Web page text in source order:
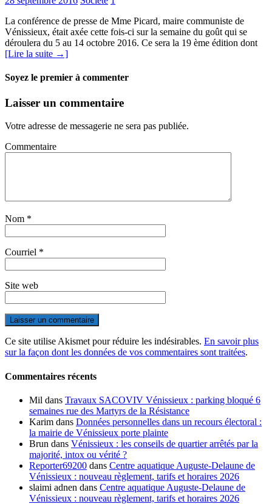
La conférence de presse de Mme Picard, maire communiste de
Vénissieux, était axée cette fois-ci sur la semaine du goût qui se
déroulera du 5 au 14 octobre 2016. Ce sera la 19 ème édition dont
[Lire la suite →]
Soyez le premier à commenter
Laisser un commentaire
Votre adresse de messagerie ne sera pas publiée.
Commentaire
Nom *
Courriel *
Site web
Ce site utilise Akismet pour réduire les indésirables. En savoir plus
sur la façon dont les données de vos commentaires sont traitées.
Commentaires récents
Mil dans Travaux SACOVIV Vénissieux : parking bloqué 6
semaines rue des Martyrs de la Résistance
Karim dans Données personnelles dans un recours électoral :
la mairie de Vénissieux porte plainte
Brun dans Vénissieux : les conseils de quartier arrêtés par la
majorité, intox ou vérité ?
Reporter69200 dans Centre aquatique Auguste-Delaune de
Vénissieux : nouveau règlement, tarifs et horaires 2026
slaimi adnen dans Centre aquatique Auguste-Delaune de
Vénissieux : nouveau règlement, tarifs et horaires 2026